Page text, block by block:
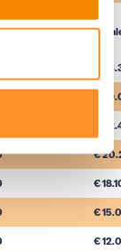
(maanden)
€
€
€
€
€
€
€